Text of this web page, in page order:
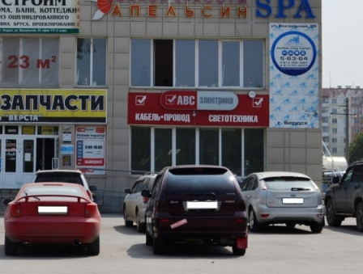
Продам 1 этаж офисного бизнес центра в центре г. Бердска.
Хорошая транспортная и пешая доступность. Большая
парковка, ремонт. Можно использовать как действующий
Арендный бизнес. Помещение на 100% сдано в аренду.
Ежемесячный стабильный доход.
805 (+1)
Навигация
Характеристики
О помещении
Где находится
Контакты
Другие объявления
Характеристики помещения
№ объявления
55793
Дата размещения